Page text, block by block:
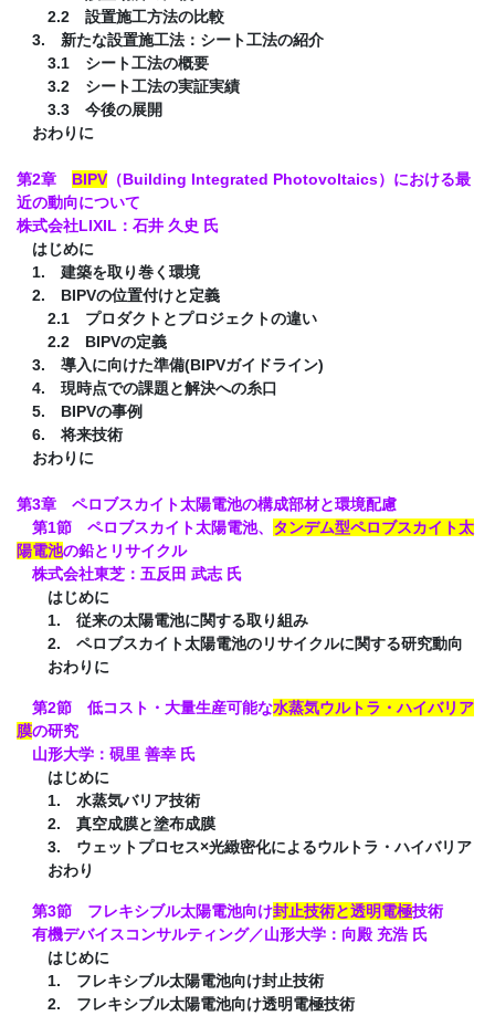
2.2 設置施工方法の比較
3. 新たな設置施工法：シート工法の紹介
3.1 シート工法の概要
3.2 シート工法の実証実績
3.3 今後の展開
おわりに
第2章 BIPV （Building Integrated Photovoltaics）における最
近の動向について
株式会社LIXIL：石井 久史 氏
はじめに
1. 建築を取り巻く環境
2. BIPVの位置付けと定義
2.1 プロダクトとプロジェクトの違い
2.2 BIPVの定義
3. 導入に向けた準備(BIPVガイドライン)
4. 現時点での課題と解決への糸口
5. BIPVの事例
6. 将来技術
おわりに
第3章 ペロブスカイト太陽電池の構成部材と環境配慮
第1節 ペロブスカイト太陽電池、 タンデム型ペロブスカイト太
陽電池の鉛とリサイクル
株式会社東芝：五反田 武志 氏
はじめに
1. 従来の太陽電池に関する取り組み
2. ペロブスカイト太陽電池のリサイクルに関する研究動向
おわりに
第2節 低コスト・大量生産可能な水蒸気ウルトラ・ハイバリア
膜の研究
山形大学：硯里 善幸 氏
はじめに
1. 水蒸気バリア技術
2. 真空成膜と塗布成膜
3. ウェットプロセス×光緻密化によるウルトラ・ハイバリア
おわり
第3節 フレキシブル太陽電池向け封止技術と透明電極技術
有機デバイスコンサルティング／山形大学：向殿 充浩 氏
はじめに
1. フレキシブル太陽電池向け封止技術
2. フレキシブル太陽電池向け透明電極技術